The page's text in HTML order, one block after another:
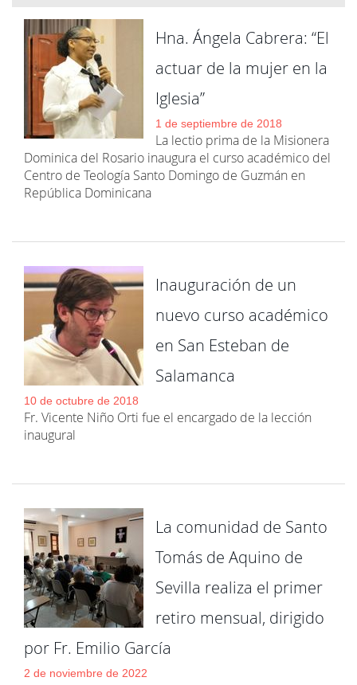
Hna. Ángela Cabrera: “El
actuar de la mujer en la
Iglesia”
1 de septiembre de 2018
La lectio prima de la Misionera
Dominica del Rosario inaugura el curso académico del
Centro de Teología Santo Domingo de Guzmán en
República Dominicana
Inauguración de un
nuevo curso académico
en San Esteban de
Salamanca
10 de octubre de 2018
Fr. Vicente Niño Orti fue el encargado de la lección
inaugural
La comunidad de Santo
Tomás de Aquino de
Sevilla realiza el primer
retiro mensual, dirigido
por Fr. Emilio García
2 de noviembre de 2022